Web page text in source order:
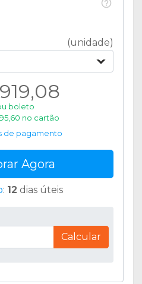
(unidade)
boleto
no cartão
de pagamento
Agora
: 12 dias úteis
Calcular